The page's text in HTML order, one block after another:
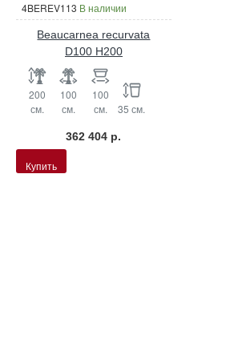
4BEREV113 В наличии
Beaucarnea recurvata
D100 H200
200
см.
100
см.
100
см.
35 см.
362 404 р.
Купить